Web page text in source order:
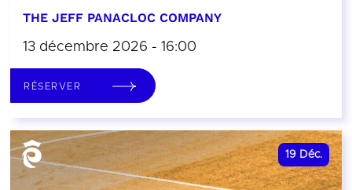
THE JEFF PANACLOC COMPANY
13 décembre 2026 - 16:00
RÉSERVER
19 Déc.